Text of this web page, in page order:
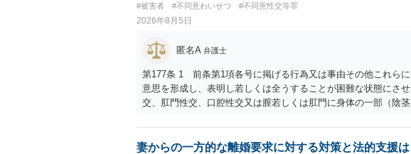
#被害者 #不同意わいせつ #不同意性交等罪
2026年8月5日
匿名A 弁護士
第177条 1 前条第1項各号に掲げる行為又は事由その他これら
意思を形成し、表明し若しくは全うすることが困難な状態にさ
交、肛門性交、口腔性交又は膣若しくは肛門に身体の一部（陰
係の有無にかかわらず、5年以上の有期拘禁刑に処する。 第
に類する行為又は事由により、同意しない意思を形成し、表明
妻からの一方的な離婚要求に対する対策と法的支援は